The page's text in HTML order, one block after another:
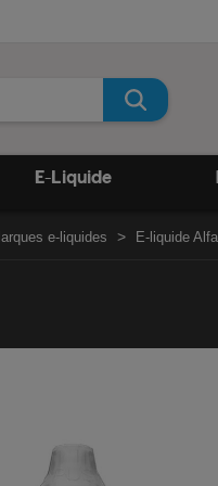
E-Liquide
e-liquides E-liquide